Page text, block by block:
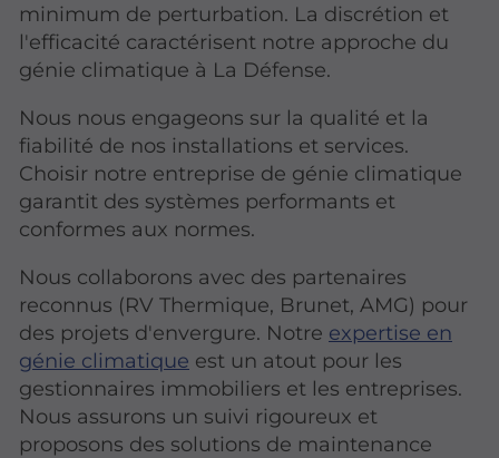
minimum de perturbation. La discrétion et
l'efficacité caractérisent notre approche du
génie climatique à La Défense.
Nous nous engageons sur la qualité et la
fiabilité de nos installations et services.
Choisir notre entreprise de génie climatique
garantit des systèmes performants et
conformes aux normes.
Nous collaborons avec des partenaires
reconnus (RV Thermique, Brunet, AMG) pour
des projets d'envergure. Notre expertise en
génie climatique est un atout pour les
gestionnaires immobiliers et les entreprises.
Nous assurons un suivi rigoureux et
proposons des solutions de maintenance